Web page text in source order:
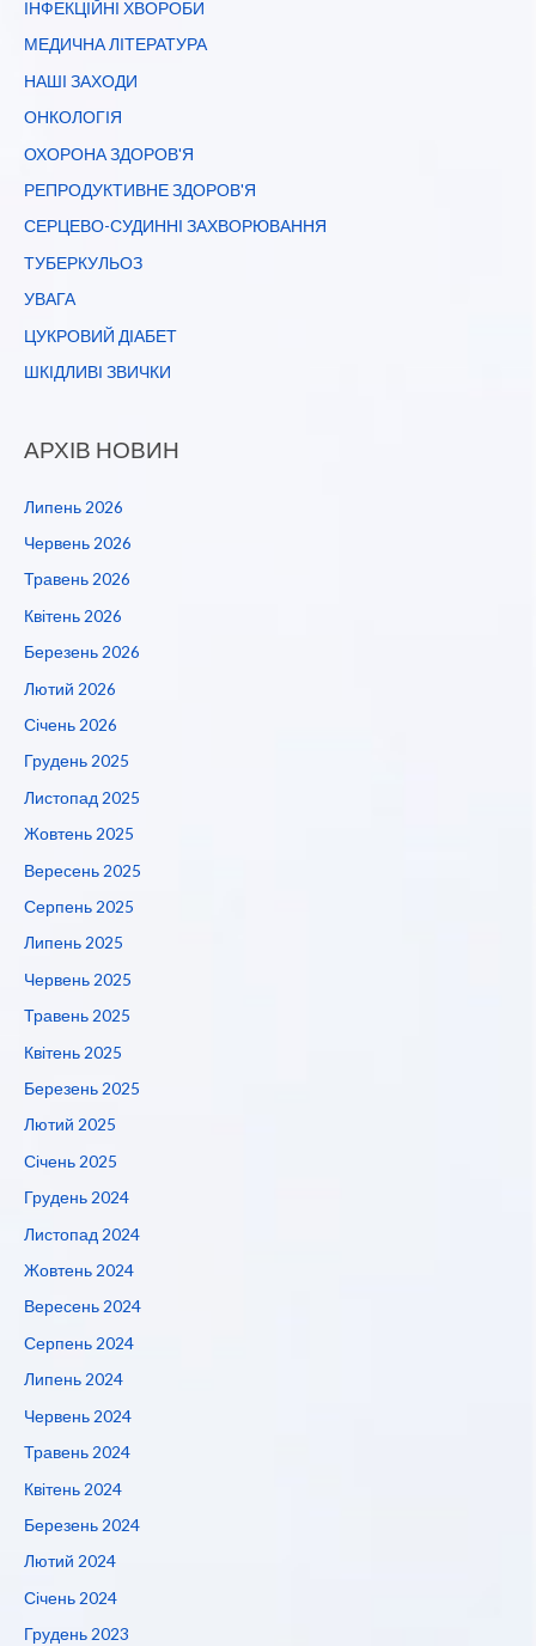
ІНФЕКЦІЙНІ ХВОРОБИ
МЕДИЧНА ЛІТЕРАТУРА
НАШІ ЗАХОДИ
ОНКОЛОГІЯ
ОХОРОНА ЗДОРОВ'Я
РЕПРОДУКТИВНЕ ЗДОРОВ'Я
СЕРЦЕВО-СУДИННІ ЗАХВОРЮВАННЯ
ТУБЕРКУЛЬОЗ
УВАГА
ЦУКРОВИЙ ДІАБЕТ
ШКІДЛИВІ ЗВИЧКИ
АРХІВ НОВИН
Липень 2026
Червень 2026
Травень 2026
Квітень 2026
Березень 2026
Лютий 2026
Січень 2026
Грудень 2025
Листопад 2025
Жовтень 2025
Вересень 2025
Серпень 2025
Липень 2025
Червень 2025
Травень 2025
Квітень 2025
Березень 2025
Лютий 2025
Січень 2025
Грудень 2024
Листопад 2024
Жовтень 2024
Вересень 2024
Серпень 2024
Липень 2024
Червень 2024
Травень 2024
Квітень 2024
Березень 2024
Лютий 2024
Січень 2024
Грудень 2023